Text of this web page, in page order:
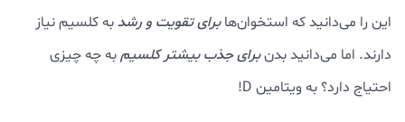
این را می‌دانید که استخوان‌هابرای تقویت و رشدبه کلسیم نیاز
دارند. اما می‌دانید بدنبرای جذب بیشتر کلسیمبه چه چیزی
احتیاج دارد؟ به ویتامین D!